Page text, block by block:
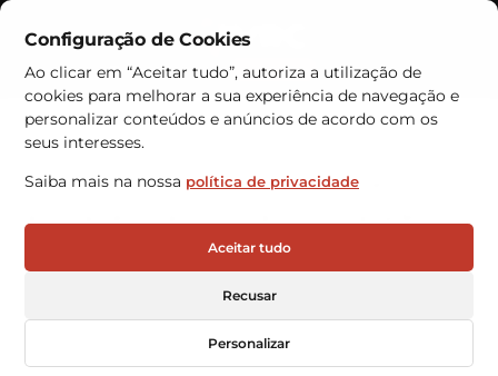
Configuração de Cookies
Ao clicar em “Aceitar tudo”, autoriza a utilização de
cookies para melhorar a sua experiência de navegação e
personalizar conteúdos e anúncios de acordo com os
seus interesses.
Saiba mais na nossa política de privacidade
Aceitar tudo
Recusar
Personalizar
Contactos
LDA AUDIO TECH escolhe
armazém automático da VRC
A empresa LDA AUDIO TECH, fabricante espanhol de
sistemas de alarme de voz e endereço público PA/VA
de alta qualidade, confiou na VRC WAREHOUSE
TECHNOLOGIES para otimizar o processo de
armazenamento de todo o material elétrico de
pequenas dimensões com a aquisição de um